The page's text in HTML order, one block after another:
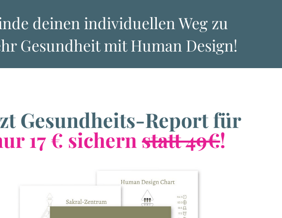
deinen individuellen Weg zu
Gesundheit mit Human Design!
Gesundheits-Report für
17 € sichernstatt 49€!